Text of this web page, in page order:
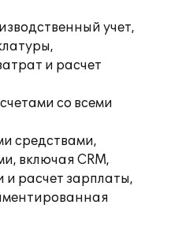
учет,
и расчет
со всеми
средствами,
включая CRM,
и расчет зарплаты,